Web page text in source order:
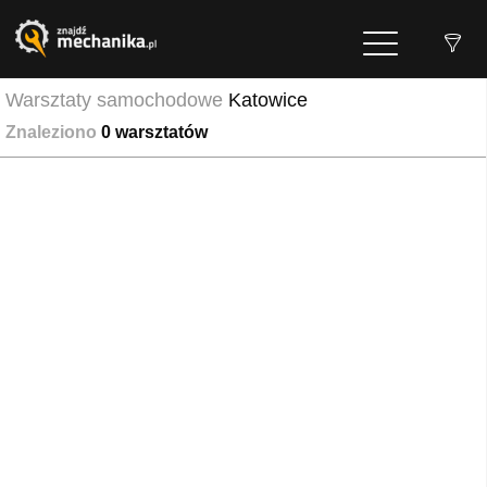
Warsztaty samochodowe Katowice
Znaleziono 0 warsztatów